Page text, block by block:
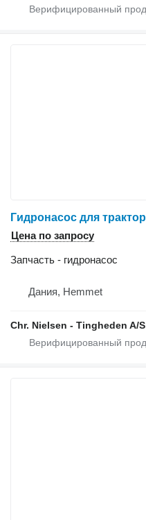
Цена по запросу
Запчасть - гидронасос
Дания, Hemmet
Chr. Nielsen - Tingheden A/S